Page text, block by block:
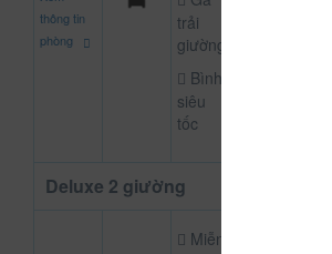
thông tin
phòng
trải
giường
Bình
siêu
tốc
Deluxe 2 giường
Miễn